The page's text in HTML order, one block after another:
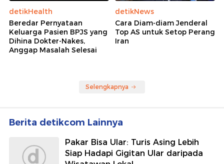
detikHealth
Beredar Pernyataan
Keluarga Pasien BPJS yang
Dihina Dokter-Nakes,
Anggap Masalah Selesai
detikNews
Cara Diam-diam Jenderal
Top AS untuk Setop Perang
Iran
Selengkapnya
Berita detikcom Lainnya
Pakar Bisa Ular: Turis Asing Lebih
Siap Hadapi Gigitan Ular daripada